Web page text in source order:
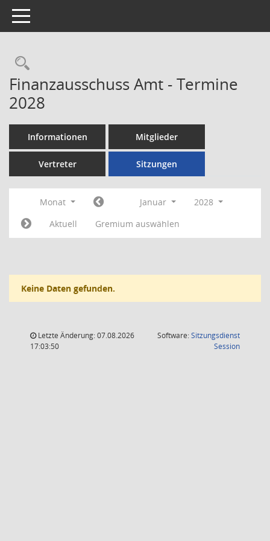
Toggle navigation
Rechercheauswahl
Finanzausschuss Amt - Termine
2028
Informationen Mitglieder
Vertreter Sitzungen
Monat Januar
2028
Aktuell
Gremium auswählen
Keine Daten gefunden.
Letzte Änderung: 07.08.2026
17:03:50
Software:Sitzungsdienst
Session(Wird in